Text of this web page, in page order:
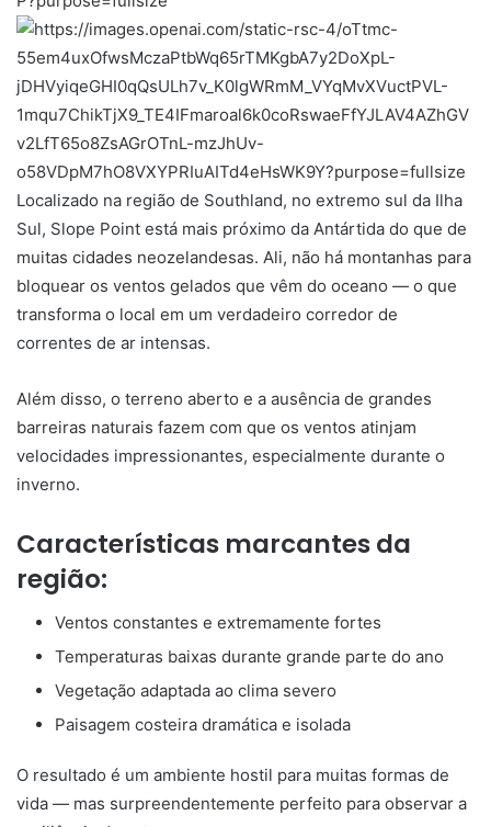
Localizado na região de Southland, no extremo sul da Ilha
Sul, Slope Point está mais próximo da Antártida do que de
muitas cidades neozelandesas. Ali, não há montanhas para
bloquear os ventos gelados que vêm do oceano — o que
transforma o local em um verdadeiro corredor de
correntes de ar intensas.
Além disso, o terreno aberto e a ausência de grandes
barreiras naturais fazem com que os ventos atinjam
velocidades impressionantes, especialmente durante o
inverno.
Características marcantes da
região:
Ventos constantes e extremamente fortes
Temperaturas baixas durante grande parte do ano
Vegetação adaptada ao clima severo
Paisagem costeira dramática e isolada
O resultado é um ambiente hostil para muitas formas de
vida — mas surpreendentemente perfeito para observar a